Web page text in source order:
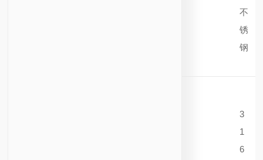
不
锈
钢
3
1
6